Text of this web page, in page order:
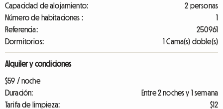
Capacidad de alojamiento:
2 personas
Número de habitaciones :
1
Referencia:
250961
Dormitorios:
1 Cama(s) doble(s)
Alquiler y condiciones
$59 / noche
Duración:
Entre 2 noches y 1 semana
Tarifa de limpieza:
$12